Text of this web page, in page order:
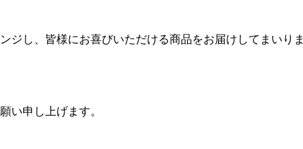
ジし、皆様にお喜びいただける商品をお届けしてまいりま
い申し上げます。